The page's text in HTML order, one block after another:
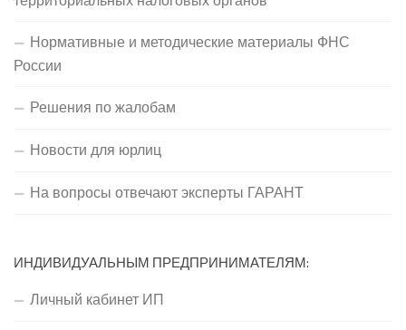
Нормативные и методические материалы ФНС
России
Решения по жалобам
Новости для юрлиц
На вопросы отвечают эксперты ГАРАНТ
ИНДИВИДУАЛЬНЫМ ПРЕДПРИНИМАТЕЛЯМ:
Личный кабинет ИП